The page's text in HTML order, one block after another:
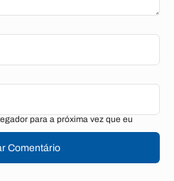
para a próxima vez que eu
Comentário